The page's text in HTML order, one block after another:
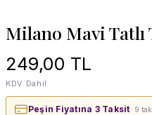
Milano Mavi Tatlı
249,00 TL
KDV Dahil
Peşin Fiyatına 3 Taksit· 9